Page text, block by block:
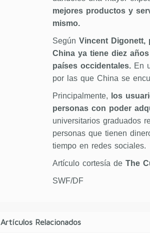
mejores productos y
mismo.
Según Vincent Digonett,
China ya tiene diez
países occidentales.En
por las que China se
Principalmente, los
personas con poder
universitarios graduados
personas que tienen
tiempo en redes sociales.
Artículo cortesía de The
SWF/DF
Artículos Relacionados